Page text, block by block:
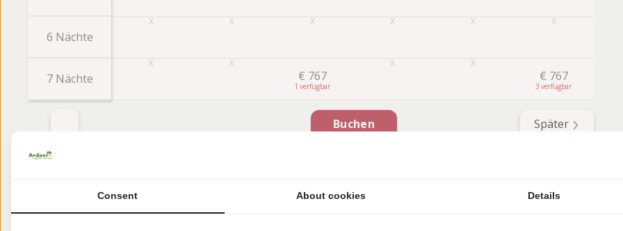
Später
6 Nächte
7 Nächte € 767
1
€ 767
3
Buchen
Bewertungen
Diese Unterkunft hat eine Bewertung von
Consent About cookies Details